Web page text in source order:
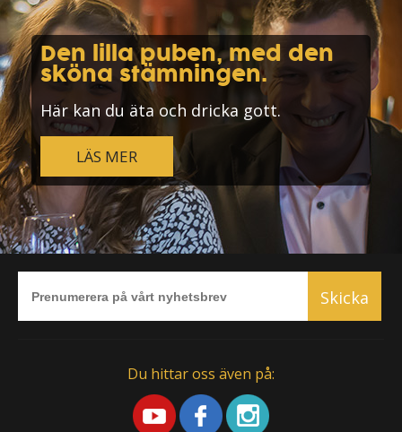
Den lilla puben, med den
sköna stämningen.
Här kan du äta och dricka gott.
LÄS MER
Skicka
Du hittar oss även på: